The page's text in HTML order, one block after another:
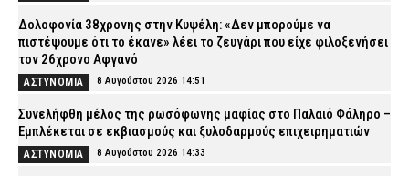
Δολοφονία 38χρονης στην Κυψέλη: «Δεν μπορούμε να
πιστέψουμε ότι το έκανε» λέει το ζευγάρι που είχε φιλοξενήσει
τον 26χρονο Αφγανό
ΑΣΤΥΝΟΜΙΑ 8 Αυγούστου 2026 14:51
Συνελήφθη μέλος της ρωσόφωνης μαφίας στο Παλαιό Φάληρο –
Εμπλέκεται σε εκβιασμούς και ξυλοδαρμούς επιχειρηματιών
ΑΣΤΥΝΟΜΙΑ 8 Αυγούστου 2026 14:33